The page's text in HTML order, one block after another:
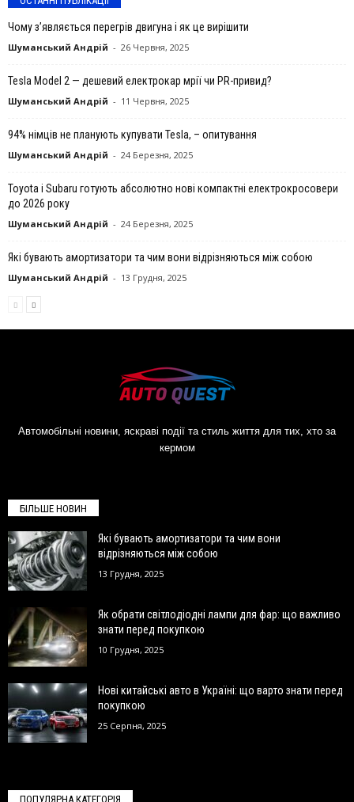
Чому з’являється перегрів двигуна і як це вирішити
Шуманський Андрій - 26 Червня, 2025
Tesla Model 2 — дешевий електрокар мрії чи PR-привид?
Шуманський Андрій - 11 Червня, 2025
94% німців не планують купувати Tesla, – опитування
Шуманський Андрій - 24 Березня, 2025
Toyota і Subaru готують абсолютно нові компактні електрокросовери
до 2026 року
Шуманський Андрій - 24 Березня, 2025
Які бувають амортизатори та чим вони відрізняються між собою
Шуманський Андрій - 13 Грудня, 2025
Автомобільні новини, яскраві події та стиль життя для тих, хто за
кермом
БІЛЬШЕ НОВИН
Які бувають амортизатори та чим вони
відрізняються між собою
13 Грудня, 2025
Як обрати світлодіодні лампи для фар: що важливо
знати перед покупкою
10 Грудня, 2025
Нові китайські авто в Україні: що варто знати перед
покупкою
25 Серпня, 2025
ПОПУЛЯРНА КАТЕГОРІЯ